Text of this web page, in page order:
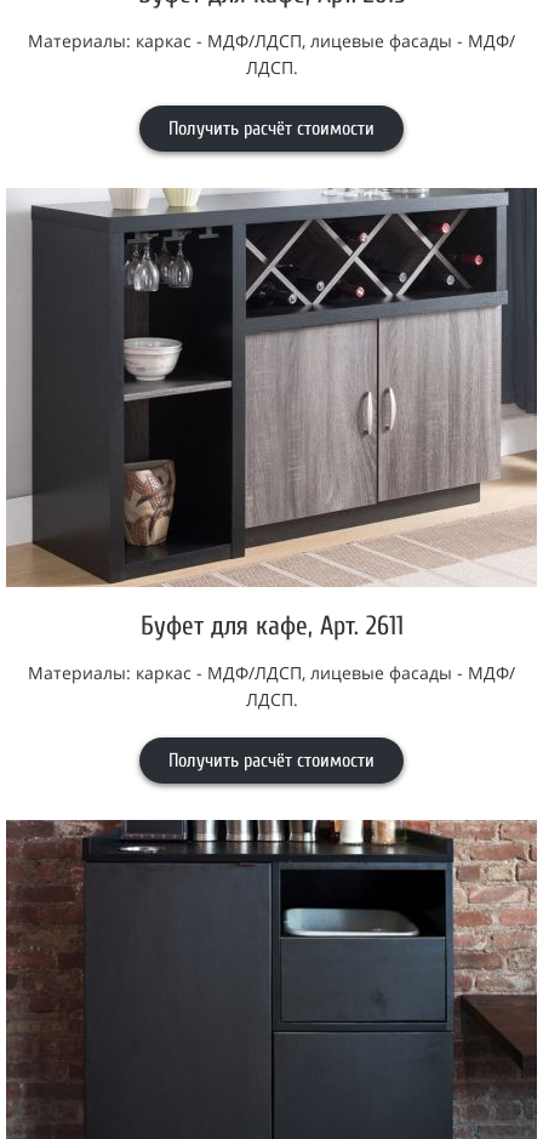
Материалы: каркас - МДФ/ЛДСП, лицевые фасады - МДФ/
ЛДСП.
Получить расчёт стоимости
Буфет для кафе, Арт. 2611
Материалы: каркас - МДФ/ЛДСП, лицевые фасады - МДФ/
ЛДСП.
Получить расчёт стоимости